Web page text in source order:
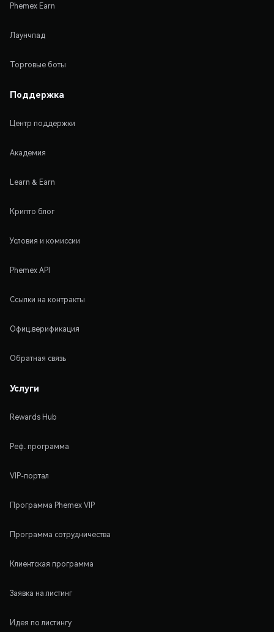
Phemex Earn
Лаунчпад
Торговые боты
Поддержка
Центр поддержки
Академия
Learn & Earn
Крипто блог
Условия и комиссии
Phemex API
Ссылки на контракты
Офиц.верификация
Обратная связь
Услуги
Rewards Hub
Реф. программа
VIP-портал
Программа Phemex VIP
Программа сотрудничества
Клиентская программа
Заявка на листинг
Идея по листингу